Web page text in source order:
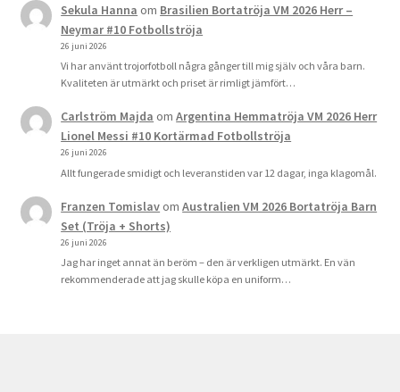
Sekula Hanna om Brasilien Bortatröja VM 2026 Herr –
Neymar #10 Fotbollströja
26 juni 2026
Vi har använt trojorfotboll några gånger till mig själv och våra barn.
Kvaliteten är utmärkt och priset är rimligt jämfört…
Carlström Majda omArgentina Hemmatröja VM 2026 Herr
Lionel Messi #10 Kortärmad Fotbollströja
26 juni 2026
Allt fungerade smidigt och leveranstiden var 12 dagar, inga klagomål.
Franzen TomislavomAustralien VM 2026 Bortatröja Barn
Set (Tröja + Shorts)
26 juni 2026
Jag har inget annat än beröm – den är verkligen utmärkt. En vän
rekommenderade att jag skulle köpa en uniform…